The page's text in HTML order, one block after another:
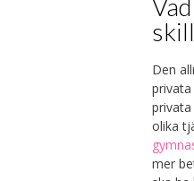
Den
olika
mer